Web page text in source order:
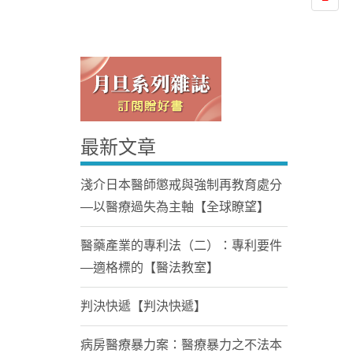
Home
最新文章
淺介日本醫師懲戒與強制再教育處分
—以醫療過失為主軸【全球瞭望】
醫藥產業的專利法（二）：專利要件
—適格標的【醫法教室】
判決快遞【判決快遞】
病房醫療暴力案：醫療暴力之不法本